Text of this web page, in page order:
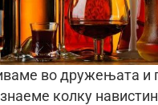
во дружењата и
колку